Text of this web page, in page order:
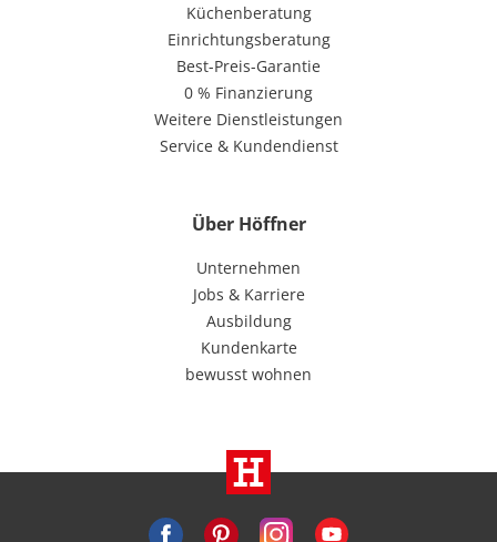
Küchenberatung
Einrichtungsberatung
Best-Preis-Garantie
0 % Finanzierung
Weitere Dienstleistungen
Service & Kundendienst
Über Höffner
Unternehmen
Jobs & Karriere
Ausbildung
Kundenkarte
bewusst wohnen